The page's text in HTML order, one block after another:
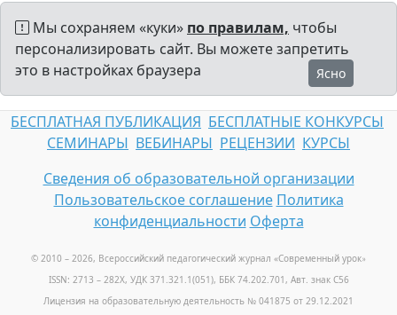
Мы сохраняем «куки» по правилам, чтобы
персонализировать сайт. Вы можете запретить
это в настройках браузера
Ясно
БЕСПЛАТНАЯ ПУБЛИКАЦИЯ БЕСПЛАТНЫЕ КОНКУРСЫ
СЕМИНАРЫ ВЕБИНАРЫ РЕЦЕНЗИИ КУРСЫ
Сведения об образовательной организации
Пользовательское соглашение Политика
конфиденциальности Оферта
© 2010 – 2026, Всероссийский педагогический журнал «Современный урок»
ISSN: 2713 – 282X, УДК 371.321.1(051), ББК 74.202.701, Авт. знак С56
Лицензия на образовательную деятельность № 041875 от 29.12.2021